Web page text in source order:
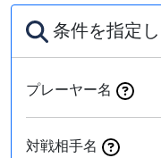
条件を指定
プレーヤー名
対戦相手名